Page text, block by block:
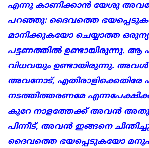
എന്നു കാണിക്കാന്‍ യേശു
പറഞ്ഞു: ദൈവത്തെ
മാനിക്കുകയോ ചെയ്യാത്ത
പട്ടണത്തില്‍ ഉണ്ടായിരുന്നു. ആ
വിധവയും ഉണ്ടായിരുന്നു. അവള്‍
അവനോട്, എതിരാളിക്കെതിരേ
നടത്തിത്തരണമേ
കുറേ നാളത്തേക്ക് അവന്‍ അതു
പിന്നീട്, അവന്‍ ഇങ്ങനെ
ദൈവത്തെ ഭയപ്പെടുകയോ